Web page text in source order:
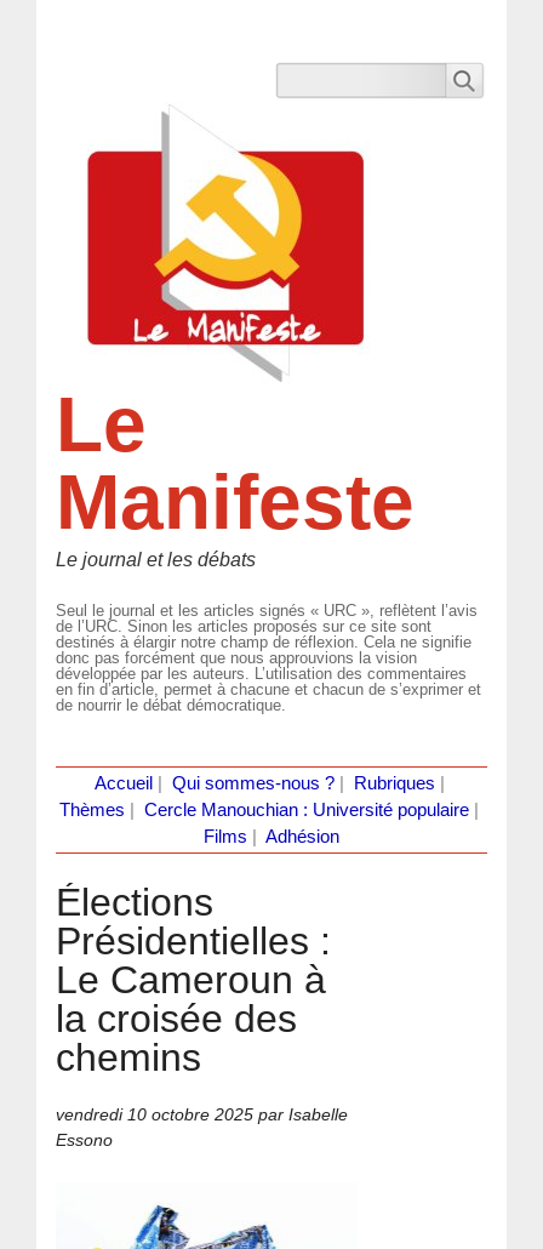
Le
Manifeste
Le journal et les débats
Seul le journal et les articles signés « URC », reflètent l’avis
de l’URC. Sinon les articles proposés sur ce site sont
destinés à élargir notre champ de réflexion. Cela ne signifie
donc pas forcément que nous approuvions la vision
développée par les auteurs. L’utilisation des commentaires
en fin d’article, permet à chacune et chacun de s’exprimer et
de nourrir le débat démocratique.
Accueil Qui sommes-nous ?| Rubriques
Thèmes
Cercle Manouchian : Université populaire
Films
Adhésion
Élections
Présidentielles :
Le Cameroun à
la croisée des
chemins
vendredi 10 octobre 2025 par Isabelle
Essono